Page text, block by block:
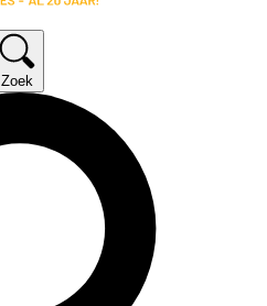
Zoek